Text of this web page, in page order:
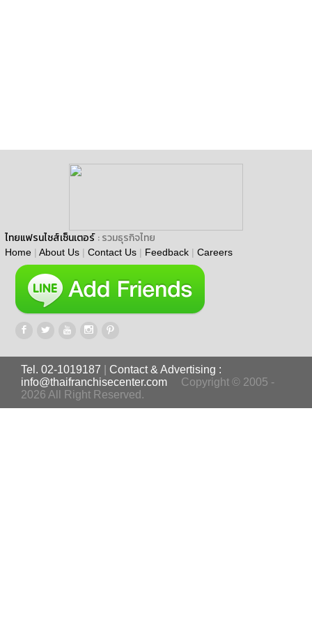
ไทยแฟรนไชส์เซ็นเตอร์ : รวมธุรกิจไทย
Home | About Us | Contact Us | Feedback | Careers
Tel. 02-1019187
Contact & Advertising :
info@thaifranchisecenter.com
Copyright © 2005 -
2026 All Right Reserved.